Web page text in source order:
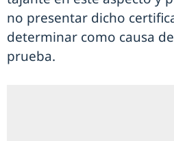
no presentar dicho
determinar como causa
prueba.